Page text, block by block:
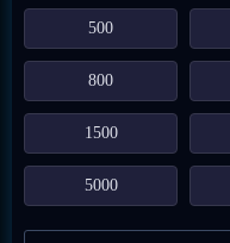
500
800
1500
5000